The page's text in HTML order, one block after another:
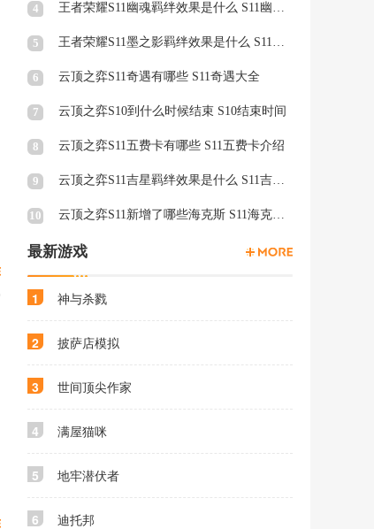
4 王者荣耀S11幽魂羁绊效果是什么 S11幽魂羁绊介绍
5 王者荣耀S11墨之影羁绊效果是什么 S11墨之影羁绊效果介绍
6 云顶之弈S11奇遇有哪些 S11奇遇大全
7 云顶之弈S10到什么时候结束 S10结束时间
8 云顶之弈S11五费卡有哪些 S11五费卡介绍
9 云顶之弈S11吉星羁绊效果是什么 S11吉星羁绊效果介绍
10 云顶之弈S11新增了哪些海克斯 S11海克斯介绍
最新游戏
1 神与杀戮
2 披萨店模拟
3 世间顶尖作家
4 满屋猫咪
5 地牢潜伏者
6 迪托邦